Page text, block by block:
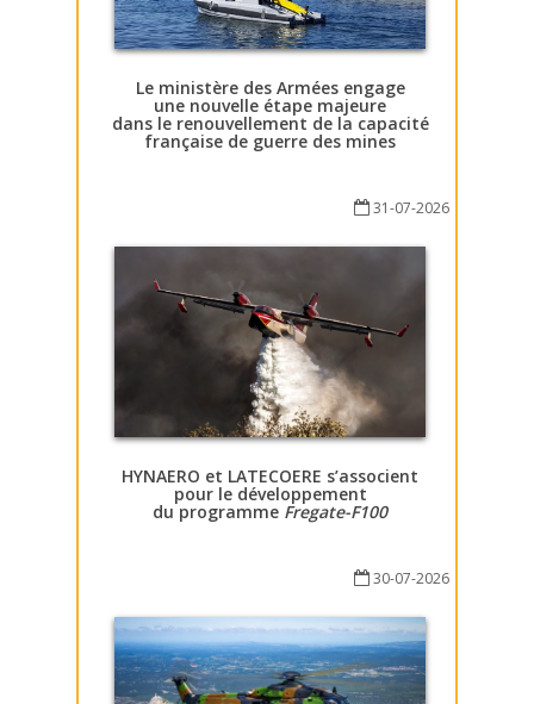
Le ministère des Armées engage
une nouvelle étape majeure
dans le renouvellement de la capacité
française de guerre des mines
31-07-2026
HYNAERO et LATECOERE s’associent
pour le développement
du programme Fregate-F100
30-07-2026